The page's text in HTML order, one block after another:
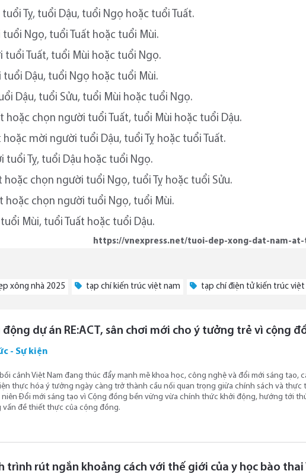
Tỵ, tuổi Dậu, tuổi Ngọ hoặc tuổi Tuất.
Ngọ, tuổi Tuất hoặc tuổi Mùi.
Tuất, tuổi Mùi hoặc tuổi Ngọ.
Dậu, tuổi Ngọ hoặc tuổi Mùi.
Dậu, tuổi Sửu, tuổi Mùi hoặc tuổi Ngọ.
chọn người tuổi Tuất, tuổi Mùi hoặc tuổi Dậu.
mời người tuổi Dậu, tuổi Tỵ hoặc tuổi Tuất.
tuổi Tỵ, tuổi Dậu hoặc tuổi Ngọ.
chọn người tuổi Ngọ, tuổi Tỵ hoặc tuổi Sửu.
hoặc chọn người tuổi Ngọ, tuổi Mùi.
Mùi, tuổi Tuất hoặc tuổi Dậu.
https://vnexpress.net/tuoi-dep-xong-dat-nam-at-
xông nhà 2025 tạp chí kiến trúc việt nam tạp chí điện tử kiến trúc việt
động dự án RE:ACT, sân chơi mới cho ý tưởng trẻ vì cộng
- Sự kiện
cảnh Việt Nam đang thúc đẩy mạnh mẽ khoa học, công nghệ và đổi mới sáng tạo,
thực hóa ý tưởng ngày càng trở thành cầu nối quan trọng giữa chính sách và thực
niên Đổi mới sáng tạo vì Cộng đồng bền vững vừa chính thức khởi động, hướng tới
vấn đề thiết thực của cộng đồng.
trình rút ngắn khoảng cách với thế giới của y học bào thai